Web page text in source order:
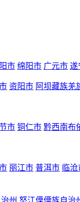
市 绵阳市 广元市 遂
资阳市 阿坝藏族羌
市 铜仁市 黔西南布
丽江市 普洱市 临
州 怒江傈僳族自治